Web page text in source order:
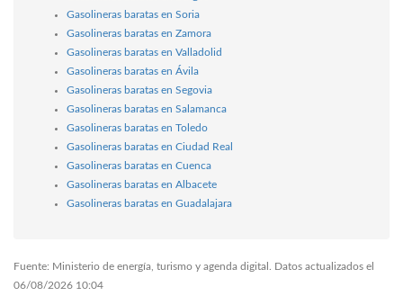
Gasolineras baratas en Soria
Gasolineras baratas en Zamora
Gasolineras baratas en Valladolid
Gasolineras baratas en Ávila
Gasolineras baratas en Segovia
Gasolineras baratas en Salamanca
Gasolineras baratas en Toledo
Gasolineras baratas en Ciudad Real
Gasolineras baratas en Cuenca
Gasolineras baratas en Albacete
Gasolineras baratas en Guadalajara
Fuente: Ministerio de energía, turismo y agenda digital. Datos actualizados el
06/08/2026 10:04